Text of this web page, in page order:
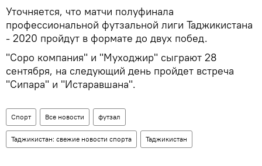
Уточняется, что матчи полуфинала
профессиональной футзальной лиги Таджикистана
- 2020 пройдут в формате до двух побед.
"Соро компания" и "Муходжир" сыграют 28
сентября, на следующий день пройдет встреча
"Сипара" и "Истаравшана".
Спорт Все новости футзал
Таджикистан: свежие новости спорта Таджикистан